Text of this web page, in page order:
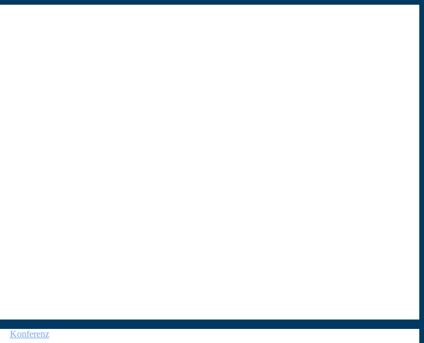
Kategorien
Konferenz